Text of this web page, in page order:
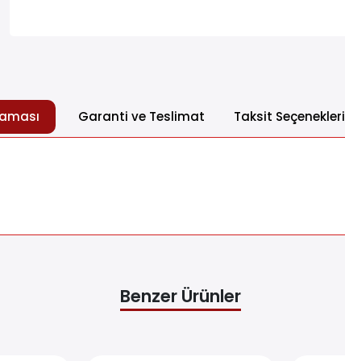
Garanti ve Teslimat Taksit Seçenekleri
Benzer Ürünler